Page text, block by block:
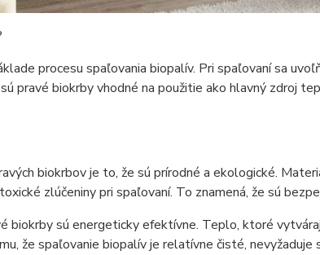
procesu spaľovania biopalív. Pri spaľovaní sa
pravé biokrby vhodné na použitie ako hlavný zdroj
biokrbov je to, že sú prírodné a ekologické.
zlúčeniny pri spaľovaní. To znamená, že sú
biokrby sú energeticky efektívne. Teplo, ktoré
že spaľovanie biopalív je relatívne čisté, nevyžaduje